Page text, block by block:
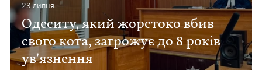
23 липня
Одеситу, який жорстоко вбив
свого кота, загрожує до 8 років
увʼязнення